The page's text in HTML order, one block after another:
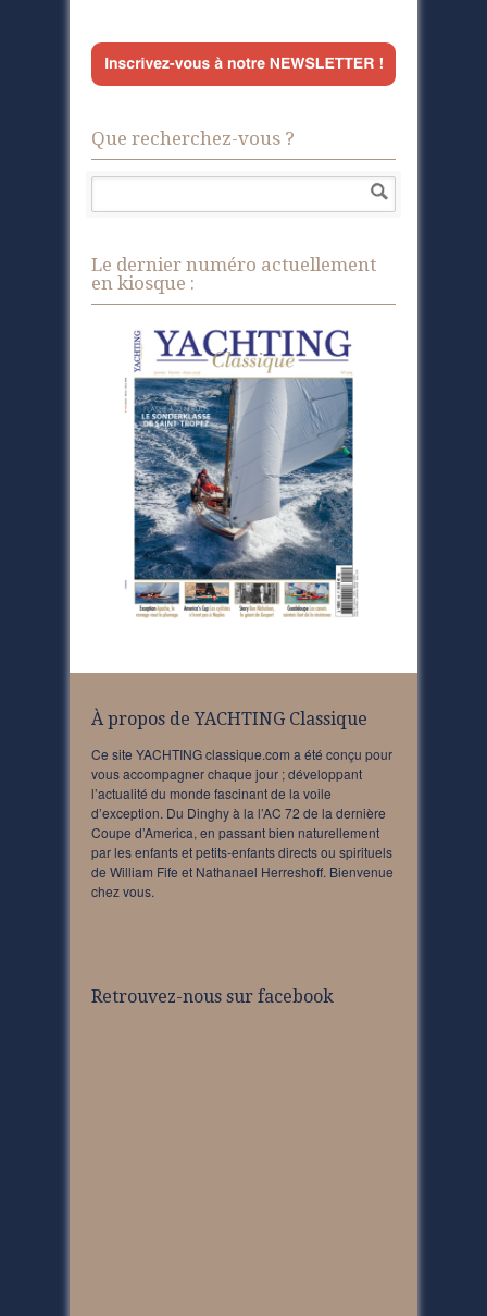
Que recherchez-vous ?
Le dernier numéro actuellement
en kiosque :
À propos de YACHTING Classique
Ce site YACHTING classique.com a été conçu pour
vous accompagner chaque jour ; développant
l’actualité du monde fascinant de la voile
d’exception. Du Dinghy à la l’AC 72 de la dernière
Coupe d’America, en passant bien naturellement
par les enfants et petits-enfants directs ou spirituels
de William Fife et Nathanael Herreshoff. Bienvenue
chez vous.
Retrouvez-nous sur facebook